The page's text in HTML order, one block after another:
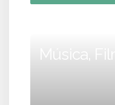
Música,